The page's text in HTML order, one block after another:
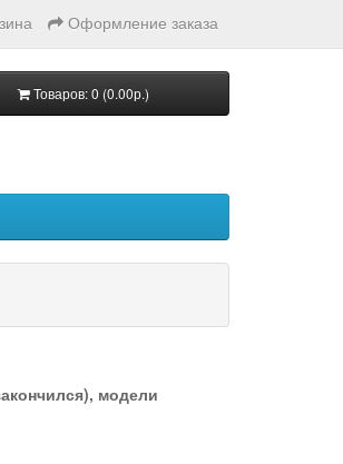
Оформление заказа
Товаров: 0 (0.00р.)
модели